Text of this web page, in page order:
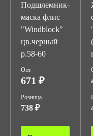
Подшлемник-
маска флис
"Windblock"
цв.черный
р.58-60
Опт
671 ₽
Розница
738 ₽